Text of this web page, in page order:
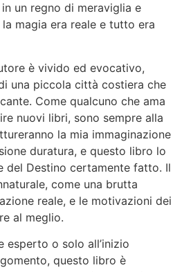
un regno di meraviglia e
magia era reale e tutto era
è vivido ed evocativo,
una piccola città costiera che
Come qualcuno che ama
nuovi libri, sono sempre alla
la mia immaginazione
duratura, e questo libro lo
del Destino certamente fatto. Il
come una brutta
reale, e le motivazioni dei
al meglio.
esperto o solo all’inizio
questo libro è